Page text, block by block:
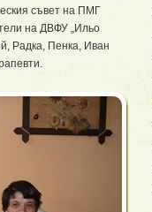
съвет на ПМГ
на ДВФУ „Ильо
Радка, Пенка, Иван